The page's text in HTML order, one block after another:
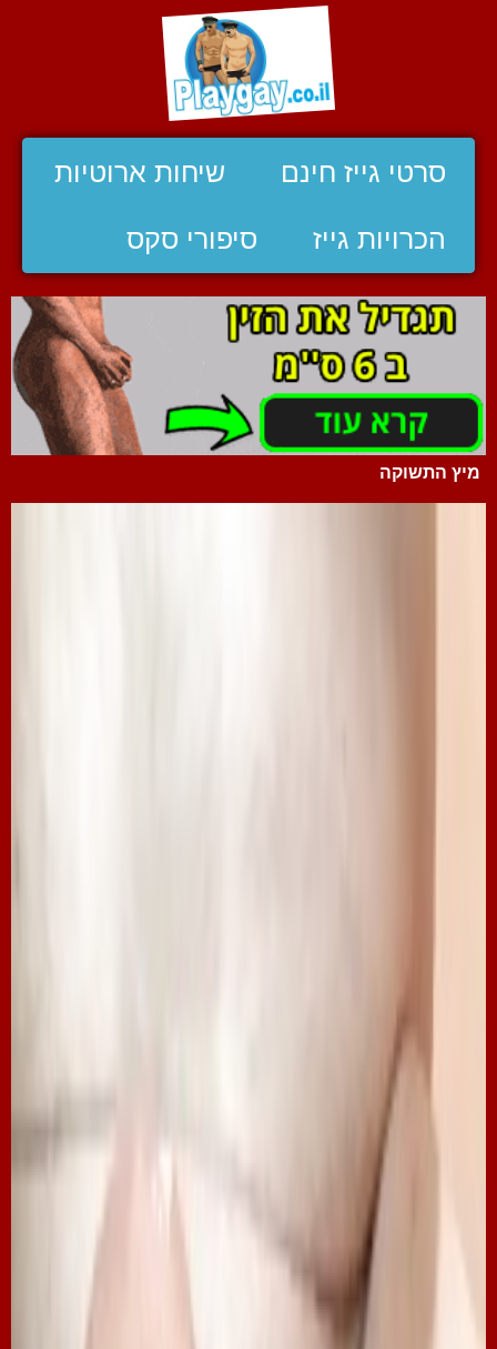
סרטי גייז חינם שיחות ארוטיות
הכרויות גייז סיפורי סקס
מיץ התשוקה